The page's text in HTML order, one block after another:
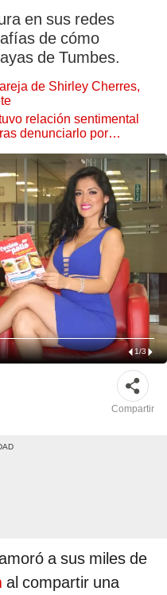
en sus redes
de cómo
de Tumbes.
de Shirley Cherres,
relación sentimental
denunciarlo por
1/3
Compartir
a sus miles de
al compartir una